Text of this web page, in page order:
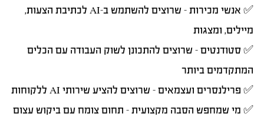
✅ אנשי מכירות
– שרוצים להשתמש ב-AI לכתיבת הצעות,
מיילים, ומצגות
✅סטודנטים– שרוצים להתכונן לשוק העבודה עם הכלים
המתקדמים ביותר
✅ פרילנסרים ועצמאים– שרוצים להציע שירותי AI ללקוחות
✅ מי שמחפש הסבה מקצועית– תחום צומח עם ביקוש עצום